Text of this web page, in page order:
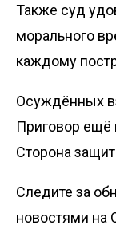
Также суд
морального
каждому
Осуждённых
Приговор ещё
Сторона
Следите за
новостями на